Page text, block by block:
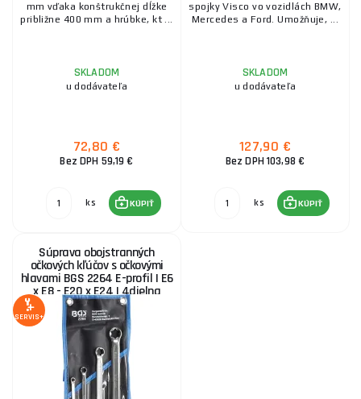
mm vďaka konštrukčnej dĺžke
približne 400 mm a hrúbke, kt ...
SKLADOM
u dodávateľa
72,80 €
Bez DPH 59,19 €
ks KÚPIŤ
spojky Visco vo vozidlách BMW,
Mercedes a Ford. Umožňuje, ...
SKLADOM
u dodávateľa
127,90 €
Bez DPH 103,98 €
ks KÚPIŤ
Súprava obojstranných
očkových kľúčov s očkovými
hlavami BGS 2264 E-profil | E6
x E8 - E20 x E24 | 4dielna
SERVIS+